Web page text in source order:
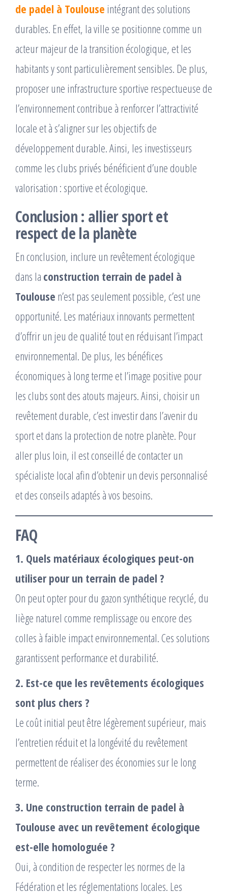
de padel à Toulouse intégrant des solutions
durables. En effet, la ville se positionne comme un
acteur majeur de la transition écologique, et les
habitants y sont particulièrement sensibles. De plus,
proposer une infrastructure sportive respectueuse de
l’environnement contribue à renforcer l’attractivité
locale et à s’aligner sur les objectifs de
développement durable. Ainsi, les investisseurs
comme les clubs privés bénéficient d’une double
valorisation : sportive et écologique.
Conclusion : allier sport et
respect de la planète
En conclusion, inclure un revêtement écologique
dans la construction terrain de padel à
Toulouse n’est pas seulement possible, c’est une
opportunité. Les matériaux innovants permettent
d’offrir un jeu de qualité tout en réduisant l’impact
environnemental. De plus, les bénéfices
économiques à long terme et l’image positive pour
les clubs sont des atouts majeurs. Ainsi, choisir un
revêtement durable, c’est investir dans l’avenir du
sport et dans la protection de notre planète. Pour
aller plus loin, il est conseillé de contacter un
spécialiste local afin d’obtenir un devis personnalisé
et des conseils adaptés à vos besoins.
FAQ
1. Quels matériaux écologiques peut-on
utiliser pour un terrain de padel ?
On peut opter pour du gazon synthétique recyclé, du
liège naturel comme remplissage ou encore des
colles à faible impact environnemental. Ces solutions
garantissent performance et durabilité.
2. Est-ce que les revêtements écologiques
sont plus chers ?
Le coût initial peut être légèrement supérieur, mais
l’entretien réduit et la longévité du revêtement
permettent de réaliser des économies sur le long
terme.
3. Une construction terrain de padel à
Toulouse avec un revêtement écologique
est-elle homologuée ?
Oui, à condition de respecter les normes de la
Fédération et les réglementations locales. Les